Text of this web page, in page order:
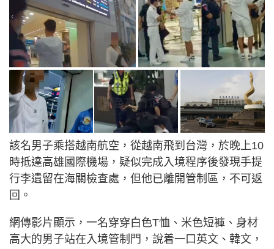
該名男子乘搭越南航空，從越南飛到台灣，於晚上10
時抵達高雄國際機場，疑似完成入境程序後發現手提
行李遺留在海關檢查處，但他已離開管制區，不可返
回。
網傳影片顯示，一名穿穿白色T恤、米色短褲、身材
高大的男子站在入境管制門，說着一口英文、韓文，